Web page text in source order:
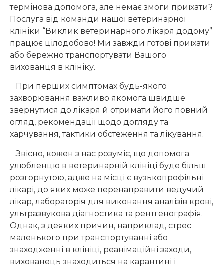
термінова допомога, але немає змоги приїхати?
Послуга від команди нашої ветеринарної
клініки “Виклик ветеринарного лікаря додому”
працює цілодобово! Ми завжди готові приїхати
або бережно транспортувати Вашого
вихованця в клініку.
При перших симптомах будь-якого
захворювання важливо якомога швидше
звернутися до лікаря й отримати його повний
огляд, рекомендації щодо догляду та
харчування, тактики обстеження та лікування.
Звісно, кожен з нас розуміє, що допомога
улюбленцю в ветеринарній клініці буде більш
розгорнутою, адже на місці є вузькопрофільні
лікарі, до яких може перенаправити ведучий
лікар, лабораторія для виконання аналізів крові,
ультразвукова діагностика та рентгенографія.
Однак, з деяких причин, наприклад, стрес
маленького при транспортуванні або
знаходженні в клініці, реанімаційні заходи,
вихованець знаходиться на карантині і